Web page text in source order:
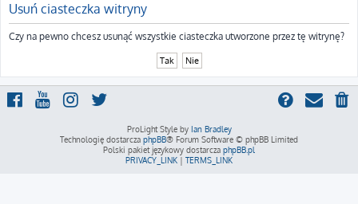
Usuń ciasteczka witryny
Czy na pewno chcesz usunąć wszystkie ciasteczka utworzone przez tę witrynę?
ProLight Style by Ian Bradley
Technologię dostarcza phpBB® Forum Software © phpBB Limited
Polski pakiet językowy dostarcza phpBB.pl
PRIVACY_LINK | TERMS_LINK